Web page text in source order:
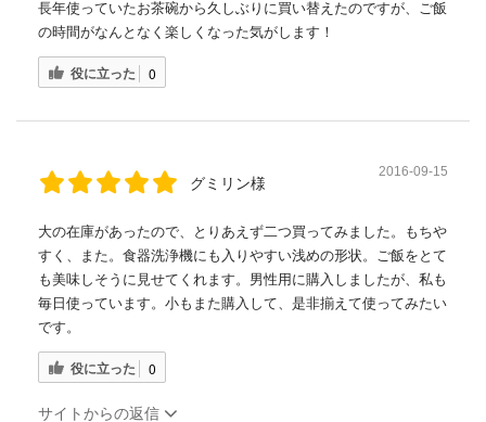
長年使っていたお茶碗から久しぶりに買い替えたのですが、ご飯
の時間がなんとなく楽しくなった気がします！
役に立った 0
グミリン様
2016-09-15
大の在庫があったので、とりあえず二つ買ってみました。もちや
すく、また。食器洗浄機にも入りやすい浅めの形状。ご飯をとて
も美味しそうに見せてくれます。男性用に購入しましたが、私も
毎日使っています。小もまた購入して、是非揃えて使ってみたい
です。
役に立った 0
サイトからの返信